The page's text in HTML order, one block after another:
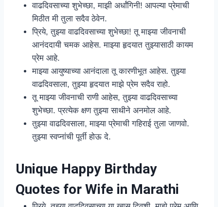
वाढदिवसाच्या शुभेच्छा, माझी अर्धांगिनी! आपल्या प्रेमाची
मिठीत मी तुला सदैव ठेवेन.
प्रिये, तुझ्या वाढदिवसाच्या शुभेच्छा! तू माझ्या जीवनाची
आनंददायी चमक आहेस. माझ्या हृदयात तुझ्यासाठी कायम
प्रेम आहे.
माझ्या आयुष्याच्या आनंदाला तू कारणीभूत आहेस. तुझ्या
वाढदिवसाला, तुझ्या हृदयात माझे प्रेम सदैव राहो.
तू माझ्या जीवनाची राणी आहेस, तुझ्या वाढदिवसाच्या
शुभेच्छा. प्रत्येक क्षण तुझ्या साथीने अनमोल आहे.
तुझ्या वाढदिवसाला, माझ्या प्रेमाची गहिराई तुला जाणवो.
तुझ्या स्वप्नांची पूर्ती होऊ दे.
Unique Happy Birthday
Quotes for Wife in Marathi